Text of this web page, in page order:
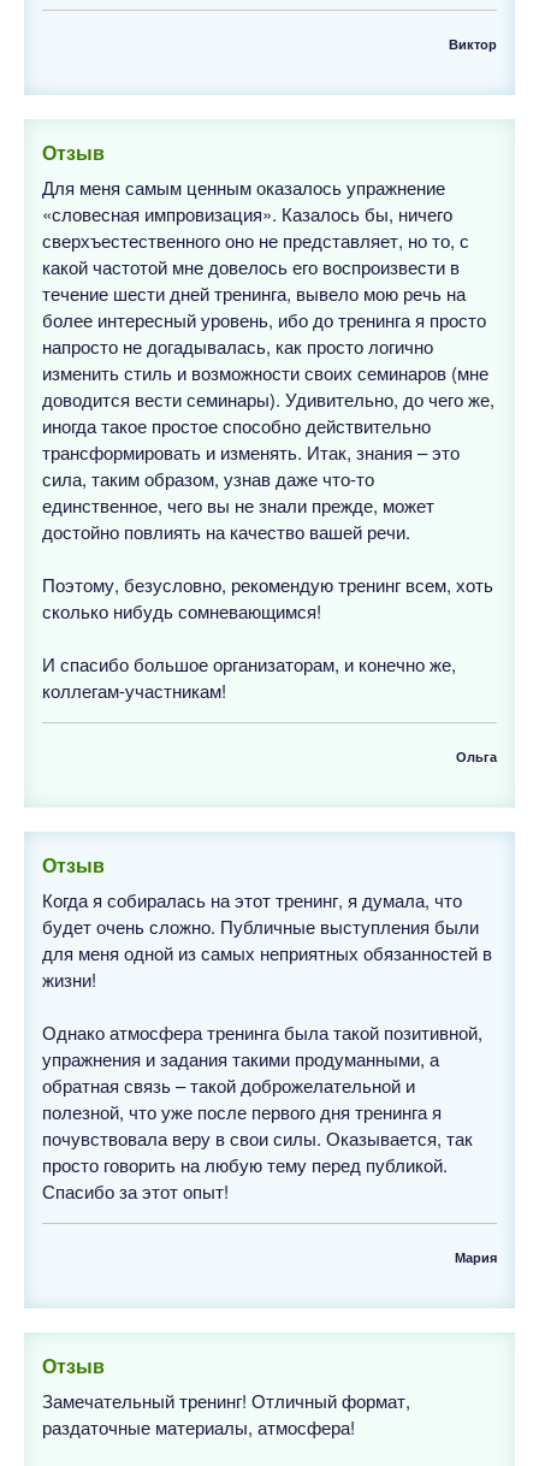
Виктор
Отзыв
Для меня самым ценным оказалось упражнение
«словесная импровизация». Казалось бы, ничего
сверхъестественного оно не представляет, но то, с
какой частотой мне довелось его воспроизвести в
течение шести дней тренинга, вывело мою речь на
более интересный уровень, ибо до тренинга я просто
напросто не догадывалась, как просто логично
изменить стиль и возможности своих семинаров (мне
доводится вести семинары). Удивительно, до чего же,
иногда такое простое способно действительно
трансформировать и изменять. Итак, знания – это
сила, таким образом, узнав даже что-то
единственное, чего вы не знали прежде, может
достойно повлиять на качество вашей речи.
Поэтому, безусловно, рекомендую тренинг всем, хоть
сколько нибудь сомневающимся!
И спасибо большое организаторам, и конечно же,
коллегам-участникам!
Ольга
Отзыв
Когда я собиралась на этот тренинг, я думала, что
будет очень сложно. Публичные выступления были
для меня одной из самых неприятных обязанностей в
жизни!
Однако атмосфера тренинга была такой позитивной,
упражнения и задания такими продуманными, а
обратная связь – такой доброжелательной и
полезной, что уже после первого дня тренинга я
почувствовала веру в свои силы. Оказывается, так
просто говорить на любую тему перед публикой.
Спасибо за этот опыт!
Мария
Отзыв
Замечательный тренинг! Отличный формат,
раздаточные материалы, атмосфера!